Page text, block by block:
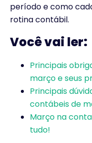
período e como
rotina contábil.
Você vai ler:
Principais
março e seus
Principais
contábeis de
Março na
tudo!